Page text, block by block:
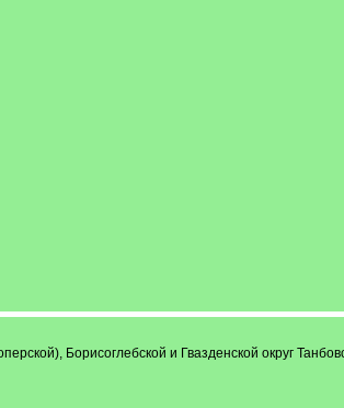
Борисоглебской и Гвазденской округ